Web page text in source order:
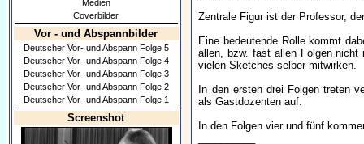
Medien
Coverbilder
Vor - und Abspannbilder
Deutscher Vor- und Abspann Folge 5
Deutscher Vor- und Abspann Folge 4
Deutscher Vor- und Abspann Folge 3
Deutscher Vor- und Abspann Folge 2
Deutscher Vor- und Abspann Folge 1
Screenshot
Zentrale Figur ist der Professor,
Eine bedeutende Rolle kommt
allen, bzw. fast allen Folgen nicht
vielen Sketches selber mitwirken.
In den ersten drei Folgen treten
als Gastdozenten auf.
In den Folgen vier und fünf